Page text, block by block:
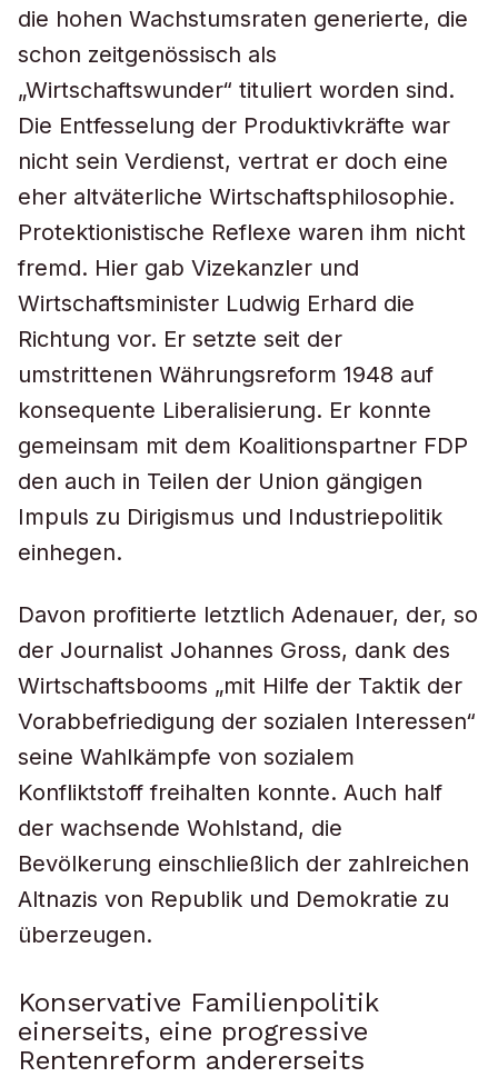
die hohen Wachstumsraten generierte, die
schon zeitgenössisch als
„Wirtschaftswunder“ tituliert worden sind.
Die Entfesselung der Produktivkräfte war
nicht sein Verdienst, vertrat er doch eine
eher altväterliche Wirtschaftsphilosophie.
Protektionistische Reflexe waren ihm nicht
fremd. Hier gab Vizekanzler und
Wirtschaftsminister Ludwig Erhard die
Richtung vor. Er setzte seit der
umstrittenen Währungsreform 1948 auf
konsequente Liberalisierung. Er konnte
gemeinsam mit dem Koalitionspartner FDP
den auch in Teilen der Union gängigen
Impuls zu Dirigismus und Industriepolitik
einhegen.
Davon profitierte letztlich Adenauer, der, so
der Journalist Johannes Gross, dank des
Wirtschaftsbooms „mit Hilfe der Taktik der
Vorabbefriedigung der sozialen Interessen“
seine Wahlkämpfe von sozialem
Konfliktstoff freihalten konnte. Auch half
der wachsende Wohlstand, die
Bevölkerung einschließlich der zahlreichen
Altnazis von Republik und Demokratie zu
überzeugen.
Konservative Familienpolitik
einerseits, eine progressive
Rentenreform andererseits